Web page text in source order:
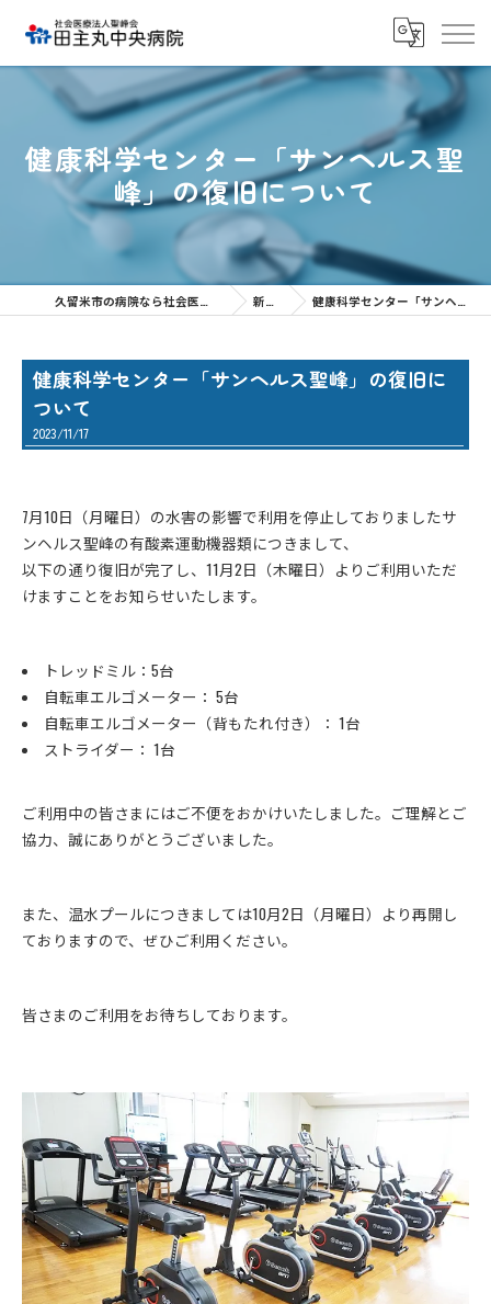
健康科学センター「サンヘルス聖
峰」の復旧について
新着情報 健康科学センター「サンヘルス聖峰」の復旧について
健康科学センター「サンヘルス聖峰」の復旧に
ついて
2023/11/17
7月10日（月曜日）の水害の影響で利用を停止しておりましたサ
ンヘルス聖峰の有酸素運動機器類につきまして、
以下の通り復旧が完了し、11月2日（木曜日）よりご利用いただ
けますことをお知らせいたします。
トレッドミル：5台
自転車エルゴメーター： 5台
自転車エルゴメーター（背もたれ付き）： 1台
ストライダー： 1台
ご利用中の皆さまにはご不便をおかけいたしました。ご理解とご
協力、誠にありがとうございました。
また、温水プールにつきましては10月2日（月曜日）より再開し
ておりますので、ぜひご利用ください。
皆さまのご利用をお待ちしております。